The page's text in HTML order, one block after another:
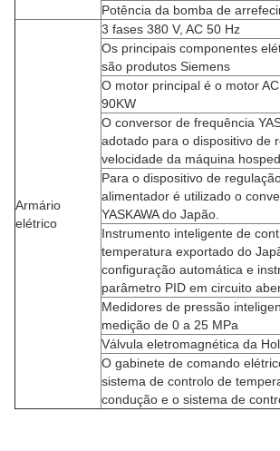
Potência da bomba de
Armário
elétrico
3 fases 380 V, AC 50 Hz
Os principais componentes
são produtos Siemens
O motor principal é o motor
90KW
O conversor de frequência
adotado para o dispositivo de
velocidade da máquina
Para o dispositivo de
alimentador é utilizado o
YASKAWA do Japão.
Instrumento inteligente de
temperatura exportado do
configuração automática e
parâmetro PID em circuito
Medidores de pressão
medição de 0 a 25 MPa
Válvula eletromagnética da
O gabinete de comando
sistema de controlo de
condução e o sistema de